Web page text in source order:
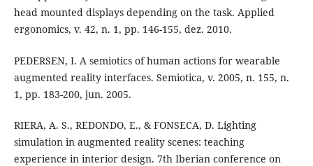
head mounted displays depending on the task. Applied
ergonomics, v. 42, n. 1, pp. 146-155, dez. 2010.
PEDERSEN, I. A semiotics of human actions for wearable
augmented reality interfaces. Semiotica, v. 2005, n. 155, n.
1, pp. 183-200, jun. 2005.
RIERA, A. S., REDONDO, E., & FONSECA, D. Lighting
simulation in augmented reality scenes: teaching
experience in interior design. 7th Iberian conference on